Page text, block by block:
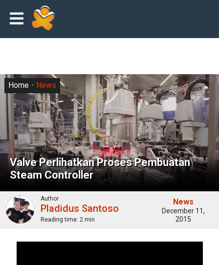
Valve Perlihatkan Proses Pembuatan
Steam Controller
Home News
Author
Pladidus Santoso
Reading time: 2 min
News
December 11,
2015